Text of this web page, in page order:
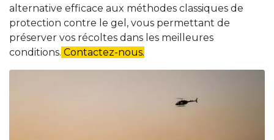
alternative efficace aux méthodes classiques de
protection contre le gel, vous permettant de
préserver vos récoltes dans les meilleures
conditions. Contactez-nous.